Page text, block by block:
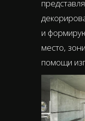
и
место,
помощи